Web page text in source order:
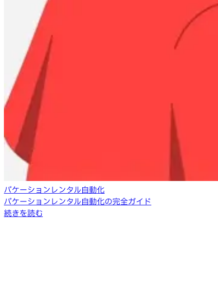
バケーションレンタル自動化
バケーションレンタル自動化の完全ガイド
続きを読む